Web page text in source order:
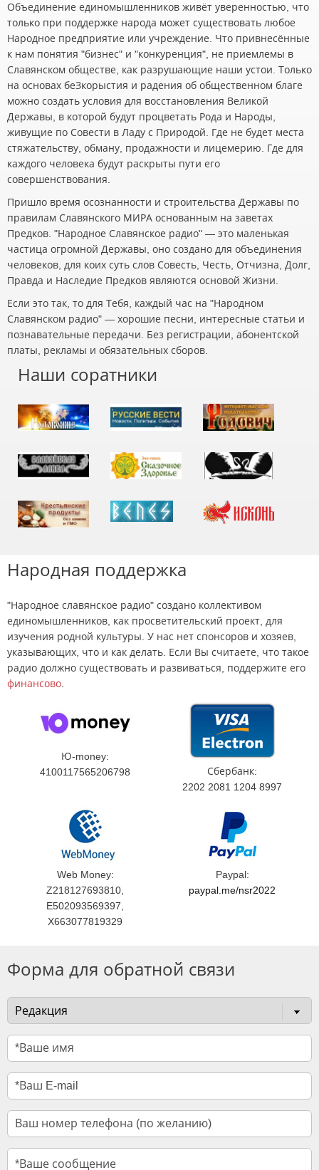
Объединение единомышленников живёт уверенностью, что
только при поддержке народа может существовать любое
Народное предприятие или учреждение. Что привнесённые
к нам понятия "бизнес" и "конкуренция", не приемлемы в
Славянском обществе, как разрушающие наши устои. Только
на основах беЗкорыстия и радения об общественном благе
можно создать условия для восстановления Великой
Державы, в которой будут процветать Рода и Народы,
живущие по Совести в Ладу с Природой. Где не будет места
стяжательству, обману, продажности и лицемерию. Где для
каждого человека будут раскрыты пути его
совершенствования.
Пришло время осознанности и строительства Державы по
правилам Славянского МИРА основанным на заветах
Предков. "Народное Славянское радио" — это маленькая
частица огромной Державы, оно создано для объединения
человеков, для коих суть слов Совесть, Честь, Отчизна, Долг,
Правда и Наследие Предков являются основой Жизни.
Если это так, то для Тебя, каждый час на "Народном
Славянском радио" — хорошие песни, интересные статьи и
познавательные передачи. Без регистрации, абонентской
платы, рекламы и обязательных сборов.
Наши соратники
Народная поддержка
"Народное славянское радио" создано коллективом
единомышленников, как просветительский проект, для
изучения родной культуры. У нас нет спонсоров и хозяев,
указывающих, что и как делать. Если Вы считаете, что такое
радио должно существовать и развиваться, поддержите его
финансово
Ю-money:
4100117565206798
Сбербанк:
2202 2081 1204 8997
Web Money:
Z218127693810,
E502093569397,
X663077819329
Paypal:
paypal.me/nsr2022
Форма для обратной связи